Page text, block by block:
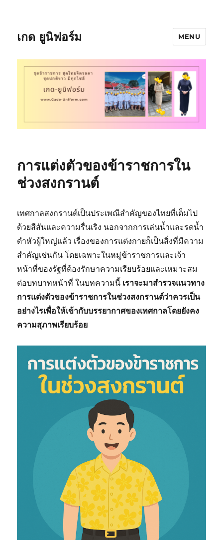
เกด ยูนิฟอร์ม MENU
การแต่งตัวของข้าราชการใน
ช่วงสงกรานต์
เทศกาลสงกรานต์เป็นประเพณีสำคัญของไทยที่เต็มไป
ด้วยสีสันและความรื่นเริง นอกจากการเล่นน้ำและรดน้ำ
ดำหัวผู้ใหญ่แล้ว เรื่องของการแต่งกายก็เป็นสิ่งที่มีความ
สำคัญเช่นกัน โดยเฉพาะในหมู่ข้าราชการและเจ้า
หน้าที่ของรัฐที่ต้องรักษาความเรียบร้อยและเหมาะสม
ต่อบทบาทหน้าที่ ในบทความนี้ เราจะมาสำรวจแนวทาง
การแต่งตัวของข้าราชการในช่วงสงกรานต์ว่าควรเป็น
อย่างไรเพื่อให้เข้ากับบรรยากาศของเทศกาลโดยยังคง
ความสุภาพเรียบร้อย